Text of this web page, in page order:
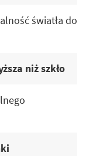
światła do
niż szkło